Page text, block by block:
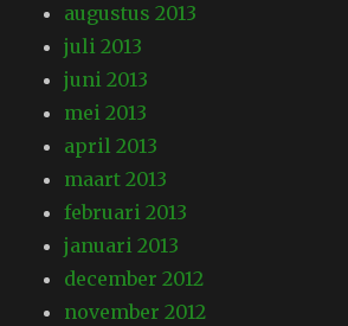
augustus 2013
juli 2013
juni 2013
mei 2013
april 2013
maart 2013
februari 2013
januari 2013
december 2012
november 2012